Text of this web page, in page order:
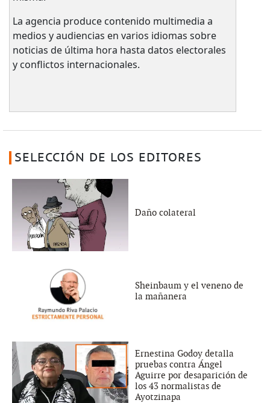
La agencia produce contenido multimedia a
medios y audiencias en varios idiomas sobre
noticias de última hora hasta datos electorales
y conflictos internacionales.
SELECCIÓN DE LOS EDITORES
Daño colateral
Sheinbaum y el veneno de
la mañanera
Ernestina Godoy detalla
pruebas contra Ángel
Aguirre por desaparición de
los 43 normalistas de
Ayotzinapa